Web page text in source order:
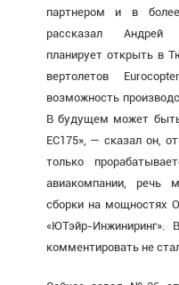
партнером и в
рассказал Андрей
планирует открыть в
вертолетов
возможность
В будущем может
EC175», — сказал он,
только
авиакомпании, речь
сборки на мощностях
«ЮТэйр-
комментировать не